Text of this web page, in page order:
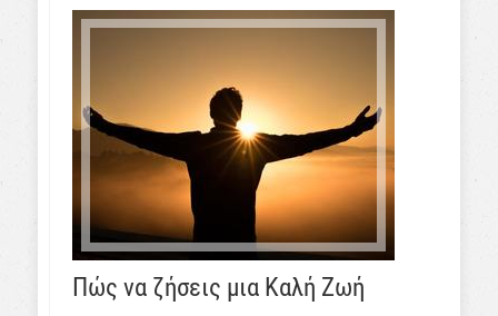
Πώς να ζήσεις μια Καλή Ζωή